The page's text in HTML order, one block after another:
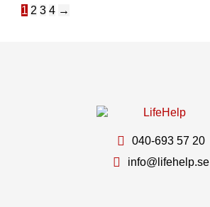
1 2 3 4 →
040-693 57 20
info@lifehelp.se